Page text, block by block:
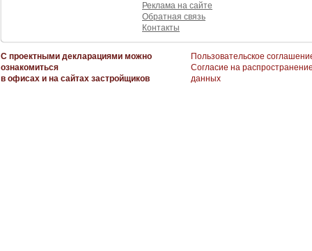
Реклама на сайте
Обратная связь
Контакты
С проектными декларациями можно
ознакомиться
в офисах и на сайтах застройщиков
Пользовательское
Согласие на
данных